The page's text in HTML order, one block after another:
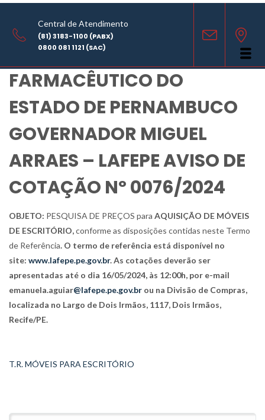
Central de Atendimento
(81) 3183-1100 (PABX)
0800 081 1121 (SAC)
COMPARTILHE
LABORATÓRIO
FARMACÊUTICO DO
ESTADO DE PERNAMBUCO
GOVERNADOR MIGUEL
ARRAES – LAFEPE AVISO DE
COTAÇÃO Nº 0076/2024
OBJETO: PESQUISA DE PREÇOS para AQUISIÇÃO DE MÓVEIS
DE ESCRITÓRIO,conforme as disposições contidas neste Termo
de Referência. O termo de referência está disponível no
site: www.lafepe.pe.gov.br. As cotações deverão ser
apresentadas até o dia 16/05/2024, às 12:00h, por e-mail
emanuela.aguiar@lafepe.pe.gov.br ou na Divisão de Compras,
localizada no Largo de Dois Irmãos, 1117, Dois Irmãos,
Recife/PE.
T.R. MÓVEIS PARA ESCRITÓRIO